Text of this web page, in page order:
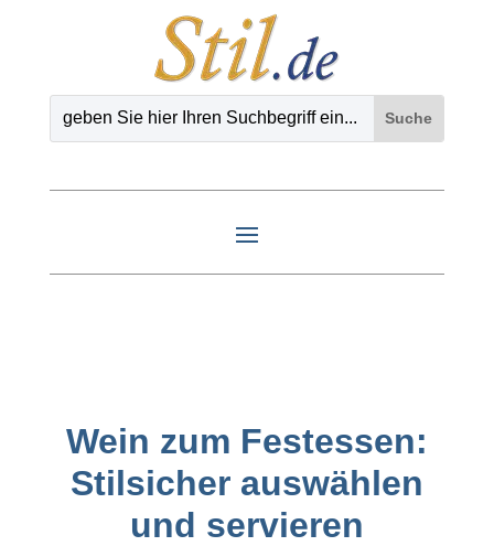
Wein zum Festessen:
Stilsicher auswählen
und servieren